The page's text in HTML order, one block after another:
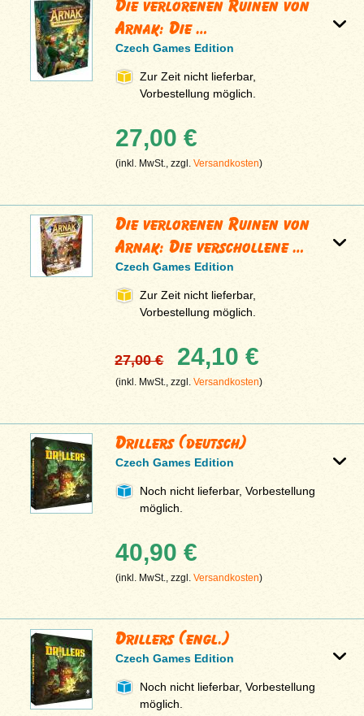
Die verlorenen Ruinen von
Arnak: Die …
Czech Games Edition
Zur Zeit nicht lieferbar,
Vorbestellung möglich.
27,00 €
(inkl. MwSt., zzgl.Versandkosten)
Die verlorenen Ruinen von
Arnak: Die verschollene …
Czech Games Edition
Zur Zeit nicht lieferbar,
Vorbestellung möglich.
27,00 € 24,10 €
(inkl. MwSt., zzgl.Versandkosten)
Drillers (deutsch)
Czech Games Edition
Noch nicht lieferbar, Vorbestellung
möglich.
40,90 €
(inkl. MwSt., zzgl.Versandkosten)
Drillers (engl.)
Czech Games Edition
Noch nicht lieferbar, Vorbestellung
möglich.